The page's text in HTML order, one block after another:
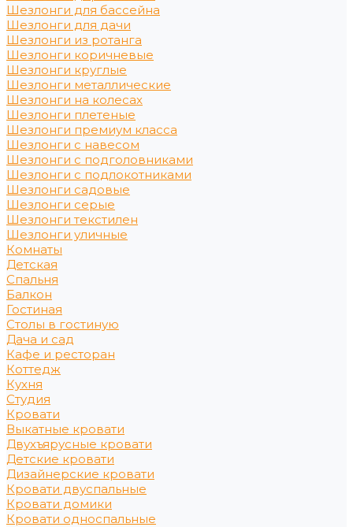
Шезлонги для бассейна
Шезлонги для дачи
Шезлонги из ротанга
Шезлонги коричневые
Шезлонги круглые
Шезлонги металлические
Шезлонги на колесах
Шезлонги плетеные
Шезлонги премиум класса
Шезлонги с навесом
Шезлонги с подголовниками
Шезлонги с подлокотниками
Шезлонги садовые
Шезлонги серые
Шезлонги текстилен
Шезлонги уличные
Комнаты
Детская
Спальня
Балкон
Гостиная
Столы в гостиную
Дача и сад
Кафе и ресторан
Коттедж
Кухня
Студия
Кровати
Выкатные кровати
Двухъярусные кровати
Детские кровати
Дизайнерские кровати
Кровати двуспальные
Кровати домики
Кровати односпальные